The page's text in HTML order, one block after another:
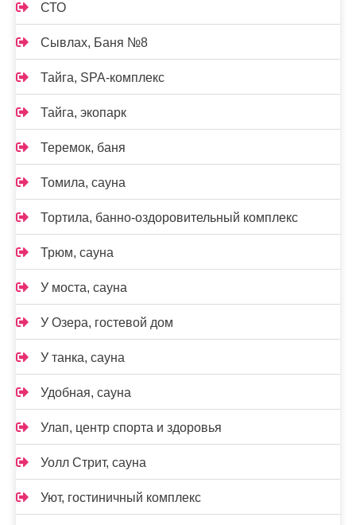
СТО
Сывлах, Баня №8
Тайга, SPA-комплекс
Тайга, экопарк
Теремок, баня
Томила, сауна
Тортила, банно-оздоровительный комплекс
Трюм, сауна
У моста, сауна
У Озера, гостевой дом
У танка, сауна
Удобная, сауна
Улап, центр спорта и здоровья
Уолл Стрит, сауна
Уют, гостиничный комплекс